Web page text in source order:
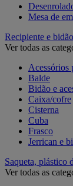
Mesa de
Recipiente e bidão
Ver todas as
Acessórios
Balde
Bidão e
Caixa/cofre
Cisterna
Cuba
Frasco
Jerrican e
Saqueta, plástico
Ver todas as